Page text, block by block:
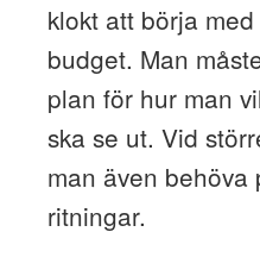
klokt att börja
budget. Man
plan för hur man
ska se ut. Vid
man även behöva
ritningar.